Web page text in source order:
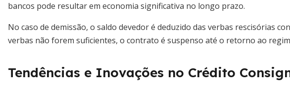
bancos pode resultar em economia significativa no longo prazo.
No caso de demissão, o saldo devedor é deduzido das verbas rescisórias
verbas não forem suficientes, o contrato é suspenso até o retorno ao
Tendências e Inovações no Crédito